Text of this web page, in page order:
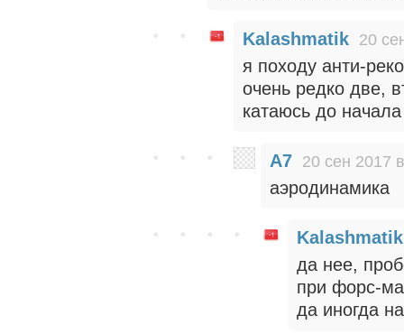
Kalashmatik 20
я походу анти-
очень редко две,
катаюсь до
A7 20 сен 2017
аэродинамика
Kalashmatik
да нее,
при форс-
да иногда